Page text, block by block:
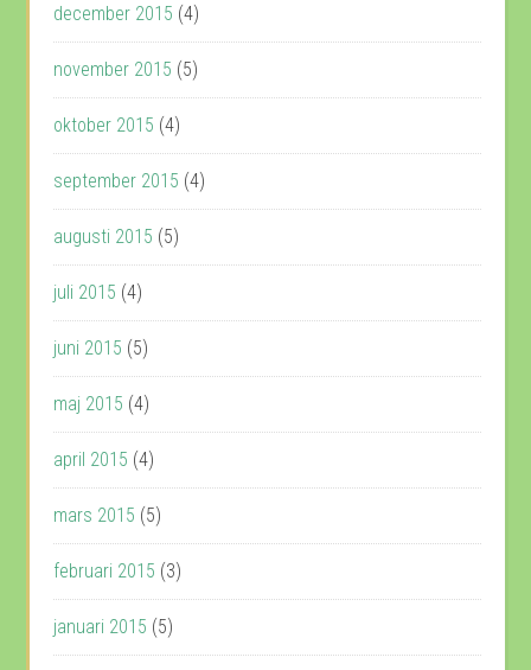
december 2015 (4)
november 2015 (5)
oktober 2015 (4)
september 2015 (4)
augusti 2015 (5)
juli 2015 (4)
juni 2015 (5)
maj 2015 (4)
april 2015 (4)
mars 2015 (5)
februari 2015 (3)
januari 2015 (5)